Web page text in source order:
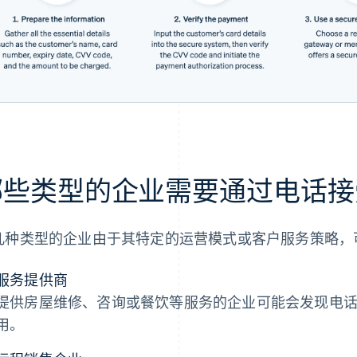
类型的企业需要通过电话
种类型的企业由于其特定的运营模式或客户服务策略
务提供商
供房屋维修、咨询或餐饮等服务的企业可能会发现电
。